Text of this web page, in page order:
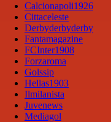
Calcionapoli1926
Cittaceleste
Derbyderbyderby
Fantamagazine
FCInter1908
Forzaroma
Golssip
Hellas1903
Ilmilanista
Juvenews
Mediagol